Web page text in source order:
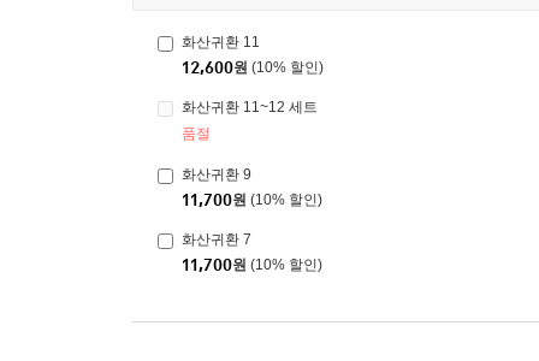
화산귀환 11
12,600원 (10% 할인)
화산귀환 11~12 세트
품절
화산귀환 9
11,700원 (10% 할인)
화산귀환 7
11,700원 (10% 할인)